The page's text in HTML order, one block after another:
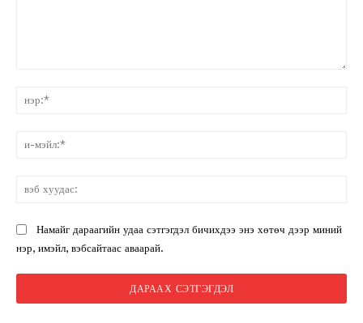
Намайг дараагийн удаа сэтгэгдэл бичихдээ энэ хөтөч дээр миний
нэр, имэйл, вэбсайтаас аваарай.